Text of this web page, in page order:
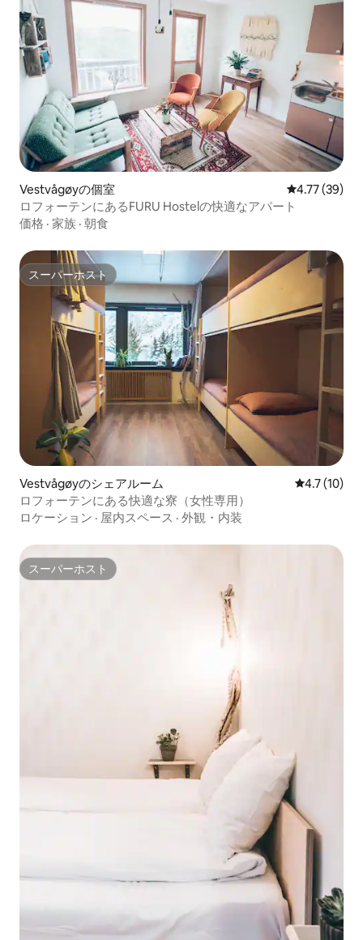
Vestvågøyの個室 レビュー39
4.77 (39)
ロフォーテンにあるFURU Hostelの快適なアパート
価格 · 家族 · 朝食
スーパーホスト
スーパーホスト
Vestvågøyのシェアルーム レビュー10
4.7 (10)
ロフォーテンにある快適な寮（女性専用）
ロケーション · 屋内スペース · 外観・内装
スーパーホスト
スーパーホスト